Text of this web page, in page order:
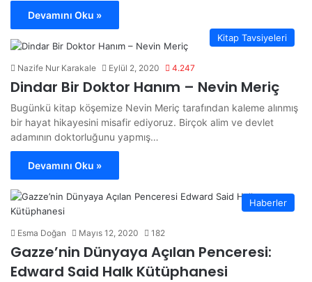
Devamını Oku »
Kitap Tavsiyeleri
Nazife Nur Karakale Eylül 2, 2020 4.247
Dindar Bir Doktor Hanım – Nevin Meriç
Bugünkü kitap köşemize Nevin Meriç tarafından kaleme alınmış
bir hayat hikayesini misafir ediyoruz. Birçok alim ve devlet
adamının doktorluğunu yapmış…
Devamını Oku »
Haberler
Esma Doğan Mayıs 12, 2020 182
Gazze’nin Dünyaya Açılan Penceresi:
Edward Said Halk Kütüphanesi